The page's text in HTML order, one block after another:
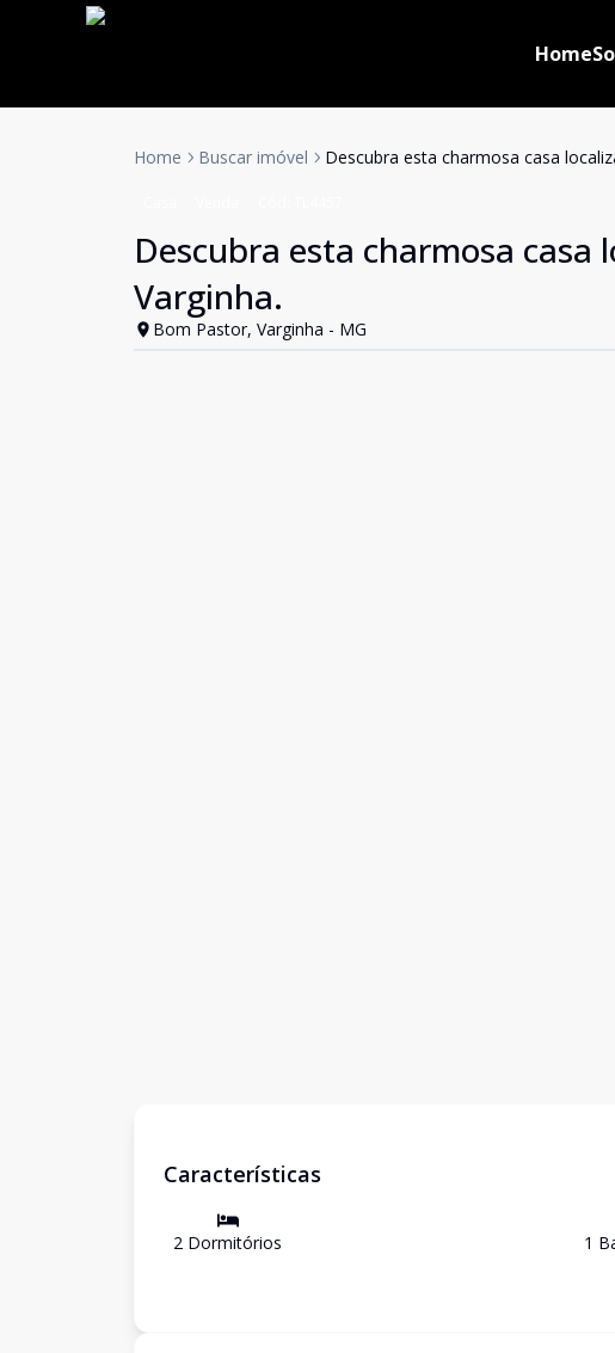
Home
Home Buscar imóvel Descubra esta charmosa casa
Descubra esta charmosa
Varginha.
Bom Pastor, Varginha - MG
Características
2 Dormitórios 1